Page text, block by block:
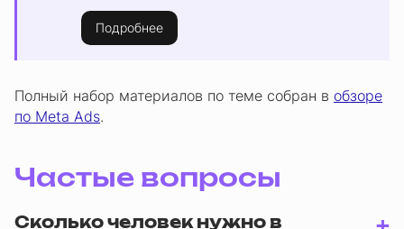
Подробнее
Полный набор материалов по теме собран в обзоре
по Meta Ads.
Частые вопросы
Сколько человек нужно в